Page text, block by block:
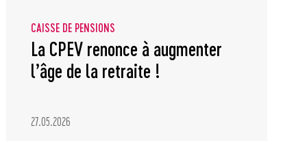
CAISSE DE PENSIONS
La CPEV renonce à augmenter
l’âge de la retraite !
27.05.2026